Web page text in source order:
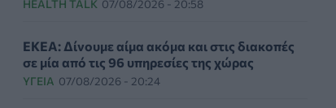
HEALTH TALK 07/08/2026 - 20:58
ΕΚΕΑ: Δίνουμε αίμα ακόμα και στις διακοπές
σε μία από τις 96 υπηρεσίες της χώρας
ΥΓΕΊΑ 07/08/2026 - 20:24